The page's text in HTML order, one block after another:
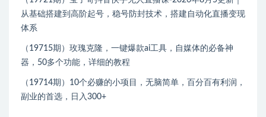
从基础搭建到高阶起号，稳号防封技术，搭建自动化直播变现
体系
（19715期）玫瑰克隆，一键爆款ai工具，自媒体的必备神
器，50多个功能，详细的教程
（19714期）10个必赚的小项目，无脑简单，百分百有利润，
副业的首选，日入300+